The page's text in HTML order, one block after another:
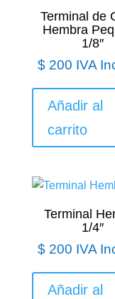
Terminal de
Hembra
1/8″
$ 200 IVA
Añadir al
carrito
Terminal
1/4″
$ 200 IVA
Añadir al